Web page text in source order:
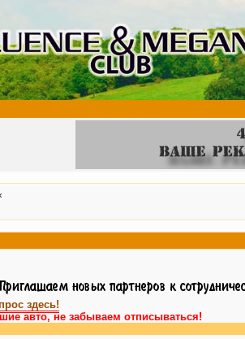
здесь!
авто, не забываем отписываться!